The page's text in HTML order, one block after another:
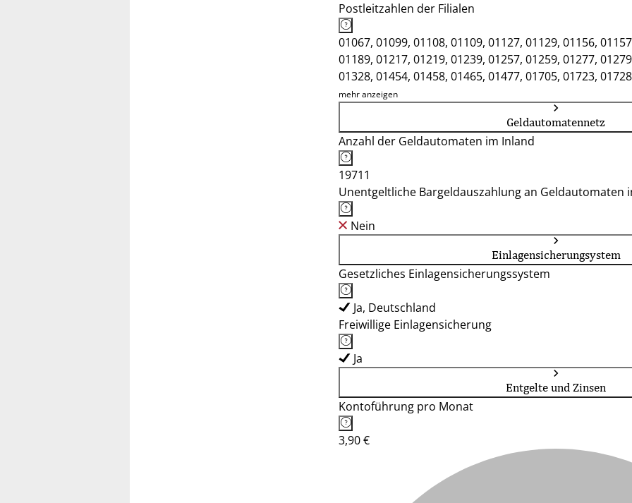
Postleitzahlen der Filialen
01067, 01099, 01108, 01109, 01127, 01129, 01156,
01189, 01217, 01219, 01239, 01257, 01259, 01277,
01328, 01454, 01458, 01465, 01477, 01705, 01723,
01768, 01773, 01774, 01776, 01796, 01809, 01814,
01847, 01855, 01896, 01900, 01917, 01920, 01936,
mehr anzeigen
Geldautomatennetz
Anzahl der Geldautomaten im Inland
19711
Unentgeltliche Bargeldauszahlung an Geldautomaten
Nein
Einlagensicherungsystem
Gesetzliches Einlagensicherungssystem
Ja, Deutschland
Freiwillige Einlagensicherung
Ja
Entgelte und Zinsen
Kontoführung pro Monat
3,90 €